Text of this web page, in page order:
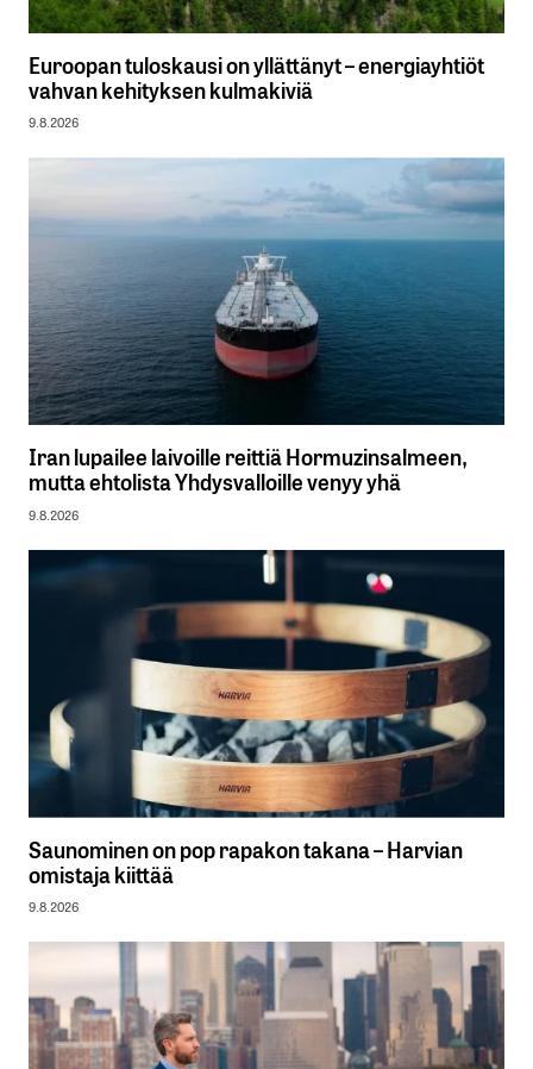
Euroopan tuloskausi on yllättänyt – energiayhtiöt
vahvan kehityksen kulmakiviä
9.8.2026
Iran lupailee laivoille reittiä Hormuzinsalmeen,
mutta ehtolista Yhdysvalloille venyy yhä
9.8.2026
Saunominen on pop rapakon takana – Harvian
omistaja kiittää
9.8.2026